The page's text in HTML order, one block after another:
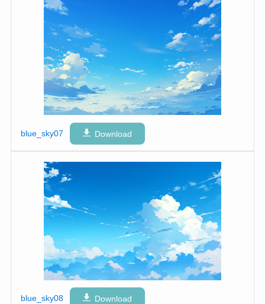
blue_sky07 Download
blue_sky08 Download